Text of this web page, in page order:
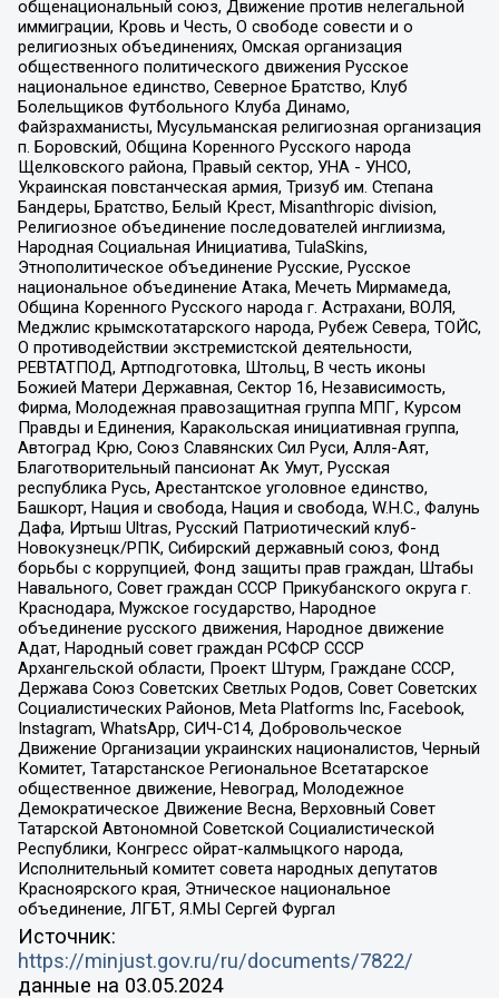
общенациональный союз, Движение против нелегальной
иммиграции, Кровь и Честь, О свободе совести и о
религиозных объединениях, Омская организация
общественного политического движения Русское
национальное единство, Северное Братство, Клуб
Болельщиков Футбольного Клуба Динамо,
Файзрахманисты, Мусульманская религиозная организация
п. Боровский, Община Коренного Русского народа
Щелковского района, Правый сектор, УНА - УНСО,
Украинская повстанческая армия, Тризуб им. Степана
Бандеры, Братство, Белый Крест, Misanthropic division,
Религиозное объединение последователей инглиизма,
Народная Социальная Инициатива, TulaSkins,
Этнополитическое объединение Русские, Русское
национальное объединение Атака, Мечеть Мирмамеда,
Община Коренного Русского народа г. Астрахани, ВОЛЯ,
Меджлис крымскотатарского народа, Рубеж Севера, ТОЙС,
О противодействии экстремистской деятельности,
РЕВТАТПОД, Артподготовка, Штольц, В честь иконы
Божией Матери Державная, Сектор 16, Независимость,
Фирма, Молодежная правозащитная группа МПГ, Курсом
Правды и Единения, Каракольская инициативная группа,
Автоград Крю, Союз Славянских Сил Руси, Алля-Аят,
Благотворительный пансионат Ак Умут, Русская
республика Русь, Арестантское уголовное единство,
Башкорт, Нация и свобода, Нация и свобода, W.H.С., Фалунь
Дафа, Иртыш Ultras, Русский Патриотический клуб-
Новокузнецк/РПК, Сибирский державный союз, Фонд
борьбы с коррупцией, Фонд защиты прав граждан, Штабы
Навального, Совет граждан СССР Прикубанского округа г.
Краснодара, Мужское государство, Народное
объединение русского движения, Народное движение
Адат, Народный совет граждан РСФСР СССР
Архангельской области, Проект Штурм, Граждане СССР,
Держава Союз Советских Светлых Родов, Совет Советских
Социалистических Районов, Meta Platforms Inc, Facebook,
Instagram, WhatsApp, СИЧ-С14, Добровольческое
Движение Организации украинских националистов, Черный
Комитет, Татарстанское Региональное Всетатарское
общественное движение, Невоград, Молодежное
Демократическое Движение Весна, Верховный Совет
Татарской Автономной Советской Социалистической
Республики, Конгресс ойрат-калмыцкого народа,
Исполнительный комитет совета народных депутатов
Красноярского края, Этническое национальное
объединение, ЛГБТ, Я.МЫ Сергей Фургал
Источник:
https://minjust.gov.ru/ru/documents/7822/
данные на 03.05.2024